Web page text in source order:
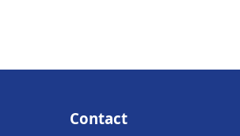
Contact